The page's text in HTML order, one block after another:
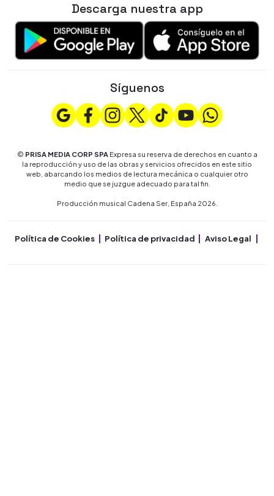
Descarga nuestra app
Síguenos
© PRISA MEDIA CORP SPA Expresa su reserva de derechos en cuanto a
la reproducción y uso de las obras y servicios ofrecidos en este sitio
web, abarcando los medios de lectura mecánica o cualquier otro
medio que se juzgue adecuado para tal fin.
Producción musical Cadena Ser, España 2026.
Política de Cookies Política de privacidad Aviso Legal